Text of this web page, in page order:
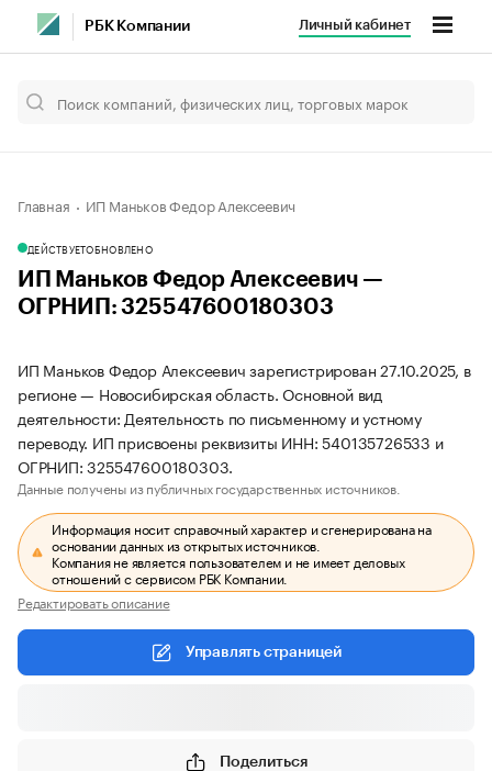
РБК Компании Личный кабинет
Главная ИП Маньков Федор Алексеевич
ДЕЙСТВУЕТОБНОВЛЕНО
ИП Маньков Федор Алексеевич —
ОГРНИП: 325547600180303
ИП Маньков Федор Алексеевич зарегистрирован 27.10.2025, в
регионе — Новосибирская область. Основной вид
деятельности: Деятельность по письменному и устному
переводу. ИП присвоены реквизиты ИНН: 540135726533 и
ОГРНИП: 325547600180303.
Данные получены из публичных государственных источников.
Информация носит справочный характер и сгенерирована на
основании данных из открытых источников.
Компания не является пользователем и не имеет деловых
отношений с сервисом РБК Компании.
Редактировать описание
Управлять страницей
Поделиться